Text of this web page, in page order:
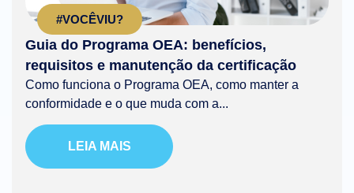
#VOCÊVIU?
Guia do Programa OEA: benefícios,
requisitos e manutenção da certificação
Como funciona o Programa OEA, como manter a
conformidade e o que muda com a...
LEIA MAIS